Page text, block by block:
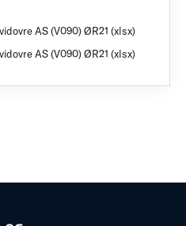
AS (V090) ØR21 (xlsx)
AS (V090) ØR21 (xlsx)